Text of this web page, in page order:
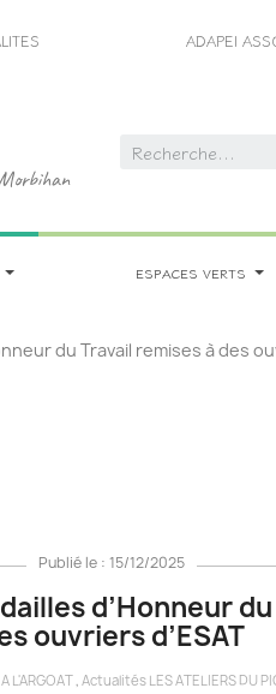
ADAPEI
ESPACES VERTS
du Travail remises à des
Publié le : 15/12/2025
d’Honneur
ouvriers d’ESAT
L'ARGOAT Actualités LES ATELIERS DU